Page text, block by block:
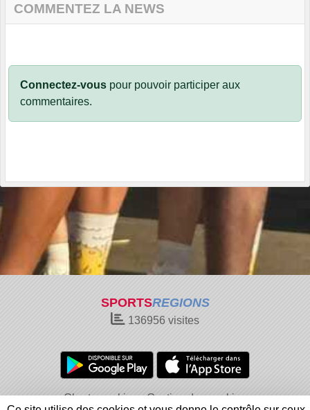
COMMENTEZ LA NEWS
Connectez-vous pour pouvoir participer aux
commentaires.
SPORTSREGIONS
136956 visites
Charte cookies
Gestion des cookies